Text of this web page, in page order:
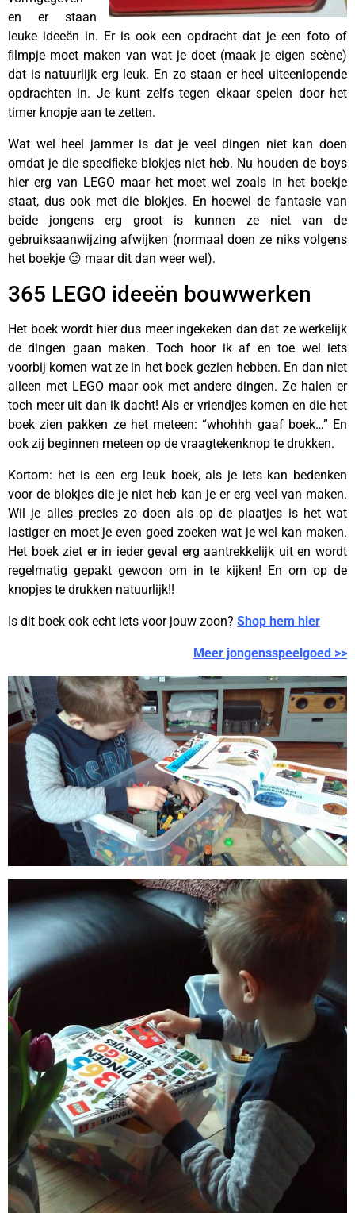
en er staan
leuke ideeën in. Er is ook een opdracht dat je een foto of
ﬁlmpje moet maken van wat je doet (maak je eigen scène)
dat is natuurlijk erg leuk. En zo staan er heel uiteenlopende
opdrachten in. Je kunt zelfs tegen elkaar spelen door het
timer knopje aan te zetten.
Wat wel heel jammer is dat je veel dingen niet kan doen
omdat je die speciﬁeke blokjes niet heb. Nu houden de boys
hier erg van LEGO maar het moet wel zoals in het boekje
staat, dus ook met die blokjes. En hoewel de fantasie van
beide jongens erg groot is kunnen ze niet van de
gebruiksaanwijzing afwijken (normaal doen ze niks volgens
het boekje 😉 maar dit dan weer wel).
365 LEGO ideeën bouwwerken
Het boek wordt hier dus meer ingekeken dan dat ze werkelijk
de dingen gaan maken. Toch hoor ik af en toe wel iets
voorbij komen wat ze in het boek gezien hebben. En dan niet
alleen met LEGO maar ook met andere dingen. Ze halen er
toch meer uit dan ik dacht! Als er vriendjes komen en die het
boek zien pakken ze het meteen: “whohhh gaaf boek…” En
ook zij beginnen meteen op de vraagtekenknop te drukken.
Kortom: het is een erg leuk boek, als je iets kan bedenken
voor de blokjes die je niet heb kan je er erg veel van maken.
Wil je alles precies zo doen als op de plaatjes is het wat
lastiger en moet je even goed zoeken wat je wel kan maken.
Het boek ziet er in ieder geval erg aantrekkelijk uit en wordt
regelmatig gepakt gewoon om in te kijken! En om op de
knopjes te drukken natuurlijk!!
Is dit boek ook echt iets voor jouw zoon? Shop hem hier
Meer jongensspeelgoed >>